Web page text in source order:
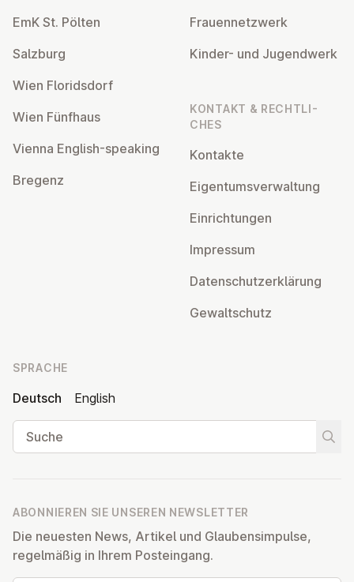
EmK St. Pölten
Salzburg
Wien Flo­rids­dorf
Wien Fünfhaus
Vienna English-speaking
Bregenz
Frau­en­netz­werk
Kinder- und Ju­gend­werk
KONTAKT & RECHT­LI­
CHES
Kontakte
Ei­gen­tums­ver­wal­tung
Ein­rich­tun­gen
Impressum
Da­ten­schutz­er­klä­rung
Ge­walt­schutz
SPRACHE
Deutsch
English
Suche
ABONNIEREN SIE UNSEREN NEWSLETTER
Die neuesten News, Artikel und Glaubensimpulse,
regelmäßig in Ihrem Posteingang.